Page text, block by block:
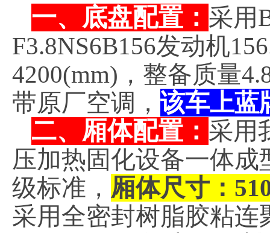
一、底盘配置： 采用
F3.8NS6B156发动机
4200(mm)，整备质量
带原厂空调， 该车上蓝
二、厢体配置： 采用
压加热固化设备一体
级标准， 厢体尺寸：
采用全密封树脂胶粘